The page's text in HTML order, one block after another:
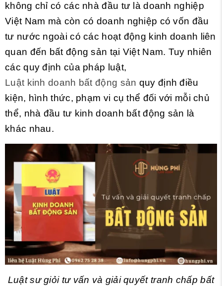
không chỉ có các nhà đầu tư là doanh nghiệp
Việt Nam mà còn có doanh nghiệp có vốn đầu
tư nước ngoài có các hoạt động kinh doanh liên
quan đến bất động sản tại Việt Nam. Tuy nhiên
các quy định của pháp luật,
Luật kinh doanh bất động sản quy định điều
kiện, hình thức, phạm vi cụ thể đối với mỗi chủ
thể, nhà đầu tư kinh doanh bất động sản là
khác nhau.
Luật sư giỏi tư vấn và giải quyết tranh chấp bất